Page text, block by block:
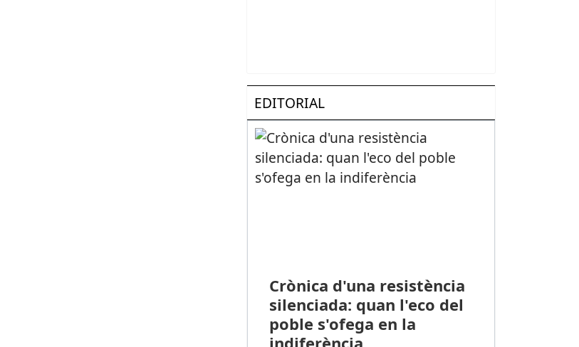
EDITORIAL
Crònica d'una resistència
silenciada: quan l'eco del
poble s'ofega en la
indiferència